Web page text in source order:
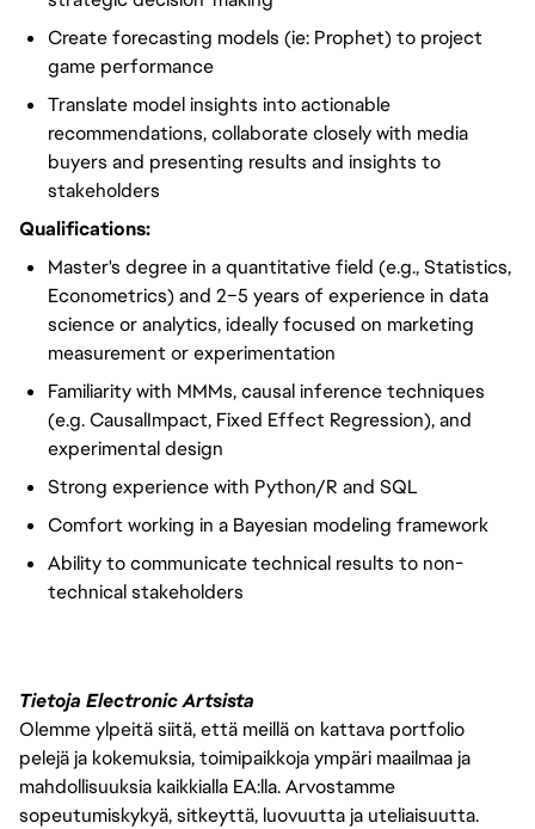
Create forecasting models (ie: Prophet) to project
game performance
Translate model insights into actionable
recommendations, collaborate closely with media
buyers and presenting results and insights to
stakeholders
Qualifications:
Master's degree in a quantitative field (e.g., Statistics,
Econometrics) and 2–5 years of experience in data
science or analytics, ideally focused on marketing
measurement or experimentation
Familiarity with MMMs, causal inference techniques
(e.g. CausalImpact, Fixed Effect Regression), and
experimental design
Strong experience with Python/R and SQL
Comfort working in a Bayesian modeling framework
Ability to communicate technical results to non-
technical stakeholders
Tietoja Electronic Artsista
Olemme ylpeitä siitä, että meillä on kattava portfolio
pelejä ja kokemuksia, toimipaikkoja ympäri maailmaa ja
mahdollisuuksia kaikkialla EA:lla. Arvostamme
sopeutumiskykyä, sitkeyttä, luovuutta ja uteliaisuutta.